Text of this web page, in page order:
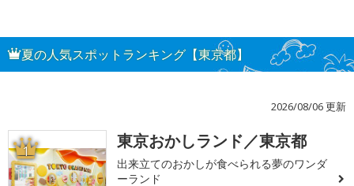
夏の人気スポットランキング【東京都】
2026/08/06 更新
1 東京おかしランド／東京都
出来立てのおかしが食べられる夢のワンダ
ーランド